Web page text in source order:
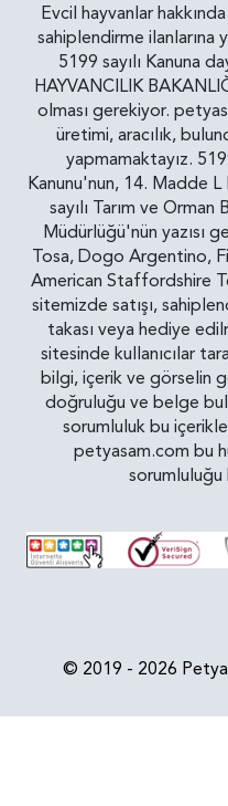
Evcil hayvanlar
sahiplendirme ilanlarına
5199 sayılı Kanuna
HAYVANCILIK
olması gerekiyor.
üretimi, aracılık,
yapmamaktayız.
Kanunu'nun, 14. Madde
sayılı Tarım ve
Müdürlüğü'nün yazısı
Tosa, Dogo Argentino,
American Staffordshire
sitemizde satışı,
takası veya hediye
sitesinde kullanıcılar
bilgi, içerik ve görselin
doğruluğu ve belge
sorumluluk bu
petyasam.com bu
sorumluluğu
© 2019 - 2026